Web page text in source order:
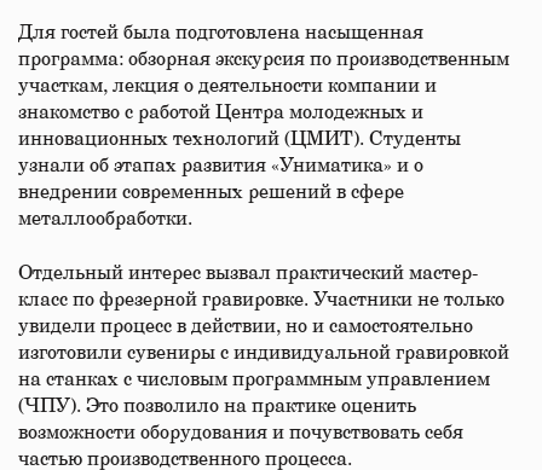
Для гостей была подготовлена насыщенная
программа: обзорная экскурсия по производственным
участкам, лекция о деятельности компании и
знакомство с работой Центра молодежных и
инновационных технологий (ЦМИТ). Студенты
узнали об этапах развития «Униматика» и о
внедрении современных решений в сфере
металлообработки.
Отдельный интерес вызвал практический мастер-
класс по фрезерной гравировке. Участники не только
увидели процесс в действии, но и самостоятельно
изготовили сувениры с индивидуальной гравировкой
на станках с числовым программным управлением
(ЧПУ). Это позволило на практике оценить
возможности оборудования и почувствовать себя
частью производственного процесса.